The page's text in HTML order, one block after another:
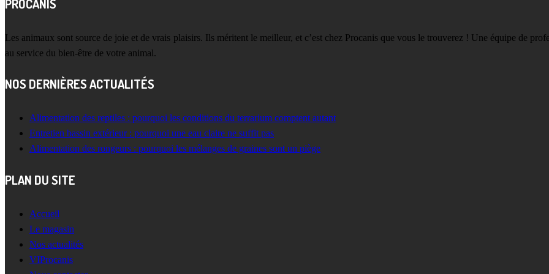
PROCANIS
Les animaux sont source de joie et de vrais plaisirs. Ils méritent le meilleur, et c’est chez Procanis que vous le trouverez ! Une équipe de
au service du bien-être de votre animal.
NOS DERNIÈRES ACTUALITÉS
Alimentation des reptiles : pourquoi les conditions du terrarium comptent autant
Entretien bassin extérieur : pourquoi une eau claire ne suffit pas
Alimentation des rongeurs : pourquoi les mélanges de graines sont un piège
PLAN DU SITE
Accueil
Le magasin
Nos actualités
VIProcanis